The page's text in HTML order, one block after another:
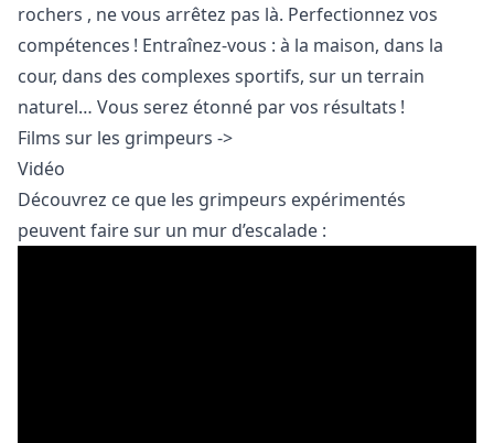
rochers , ne vous arrêtez pas là. Perfectionnez vos
compétences ! Entraînez-vous : à la maison, dans la
cour, dans des complexes sportifs, sur un terrain
naturel… Vous serez étonné par vos résultats !
Films sur les grimpeurs ->
Vidéo
Découvrez ce que les grimpeurs expérimentés
peuvent faire sur un mur d’escalade :